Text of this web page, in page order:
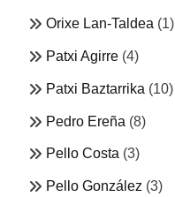
Orixe Lan-Taldea (1)
Patxi Agirre (4)
Patxi Baztarrika (10)
Pedro Ereña (8)
Pello Costa (3)
Pello González (3)